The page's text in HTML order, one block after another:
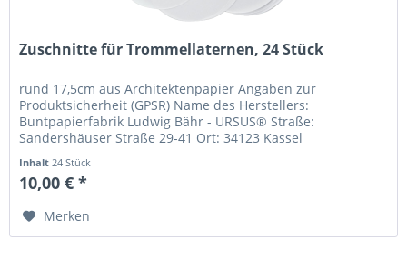
Zuschnitte für Trommellaternen, 24 Stück
rund 17,5cm aus Architektenpapier Angaben zur
Produktsicherheit (GPSR) Name des Herstellers:
Buntpapierfabrik Ludwig Bähr - URSUS® Straße:
Sandershäuser Straße 29-41 Ort: 34123 Kassel
Inhalt24 Stück
10,00 € *
Merken